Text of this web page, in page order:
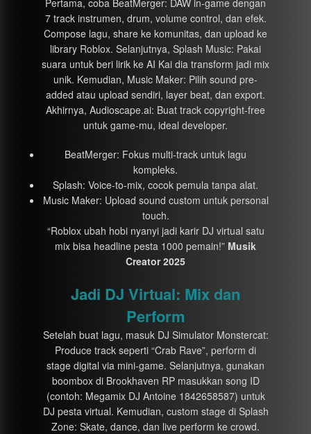
Pertama, coba BeatMerger: DAW in-game dengan
7 track instrumen, drum, volume control, dan efek.
Compose lagu, share ke komunitas, dan upload ke
library Roblox. Selanjutnya, Splash Music: Pakai
suara untuk beri lirik ke AI Kai dia transform jadi mix
unik. Kemudian, Music Maker: Pilih sound pre-
added atau upload sendiri, layer beat, dan export.
Akhirnya, Audioscape.ai: Buat track copyright-free
untuk game-mu, ideal developer.
BeatMerger: Fokus multi-track untuk lagu
kompleks.
Splash: Voice-to-mix, cocok pemula tanpa alat.
Music Maker: Upload sound custom untuk personal
touch.
“Roblox ubah hobi nyanyi jadi karir DJ virtual satu
mix bisa headline pesta 1000 pemain!” Musik
Creator 2025
Jadi DJ Virtual: Mix dan
Perform
Setelah buat lagu, masuk DJ Simulator Monstercat:
Produce track seperti “Crab Rave”, perform di
stage digital via mini-game. Selanjutnya, gunakan
boombox di Brookhaven RP masukkan song ID
(contoh: Megamix DJ Antoine 1842658587) untuk
DJ pesta virtual. Kemudian, custom stage di Splash
Zone: Skate, dance, dan live perform ke crowd.